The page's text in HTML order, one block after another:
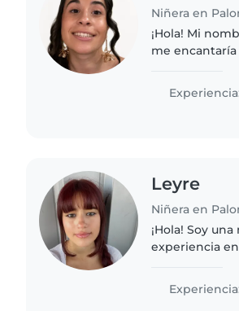
Niñera en
¡Hola! Mi
me
formar un
Leyre
Niñera en
¡Hola! Soy
experiencia